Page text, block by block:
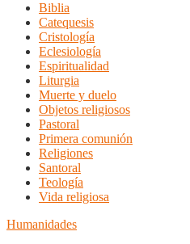
Biblia
Catequesis
Cristología
Eclesiología
Espiritualidad
Liturgia
Muerte y duelo
Objetos religiosos
Pastoral
Primera comunión
Religiones
Santoral
Teología
Vida religiosa
Humanidades